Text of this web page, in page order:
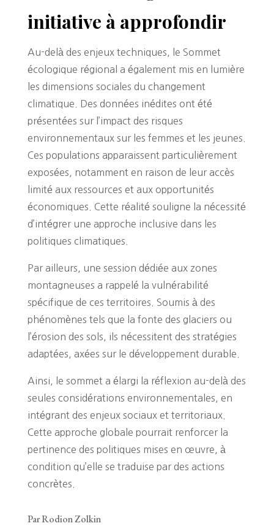
initiative à approfondir
Au-delà des enjeux techniques, le Sommet
écologique régional a également mis en lumière
les dimensions sociales du changement
climatique. Des données inédites ont été
présentées sur l’impact des risques
environnementaux sur les femmes et les jeunes.
Ces populations apparaissent particulièrement
exposées, notamment en raison de leur accès
limité aux ressources et aux opportunités
économiques. Cette réalité souligne la nécessité
d’intégrer une approche inclusive dans les
politiques climatiques.
Par ailleurs, une session dédiée aux zones
montagneuses a rappelé la vulnérabilité
spécifique de ces territoires. Soumis à des
phénomènes tels que la fonte des glaciers ou
l’érosion des sols, ils nécessitent des stratégies
adaptées, axées sur le développement durable.
Ainsi, le sommet a élargi la réflexion au-delà des
seules considérations environnementales, en
intégrant des enjeux sociaux et territoriaux.
Cette approche globale pourrait renforcer la
pertinence des politiques mises en œuvre, à
condition qu’elle se traduise par des actions
concrètes.
Par Rodion Zolkin